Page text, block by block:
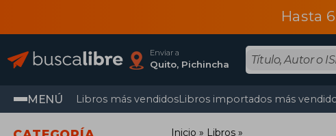
Hasta
Enviar a
Quito, Pichincha
MENÚ Libros más vendidosLibros importados más
Inicio
Libros